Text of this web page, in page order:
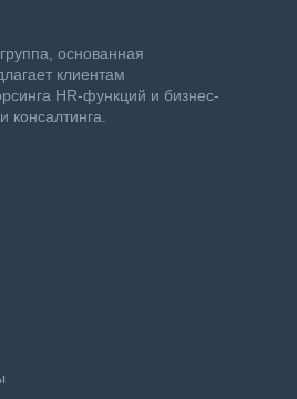
основанная
клиентам
HR-функций и бизнес-
консалтинга.